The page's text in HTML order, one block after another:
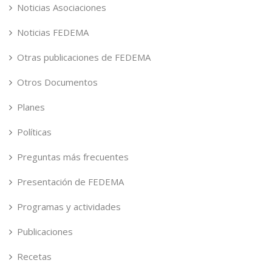
Noticias Asociaciones
Noticias FEDEMA
Otras publicaciones de FEDEMA
Otros Documentos
Planes
Políticas
Preguntas más frecuentes
Presentación de FEDEMA
Programas y actividades
Publicaciones
Recetas